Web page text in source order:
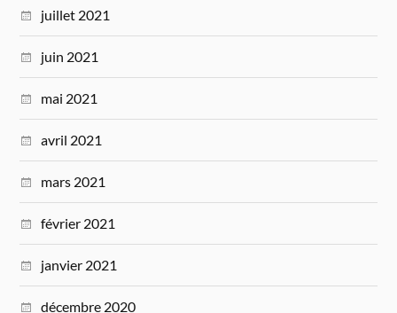
juillet 2021
juin 2021
mai 2021
avril 2021
mars 2021
février 2021
janvier 2021
décembre 2020